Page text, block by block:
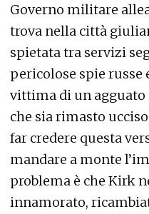
Governo militare
trova nella città
spietata tra servizi
pericolose spie russe
vittima di un
che sia rimasto
far credere questa
mandare a monte
problema è che Kirk
innamorato,